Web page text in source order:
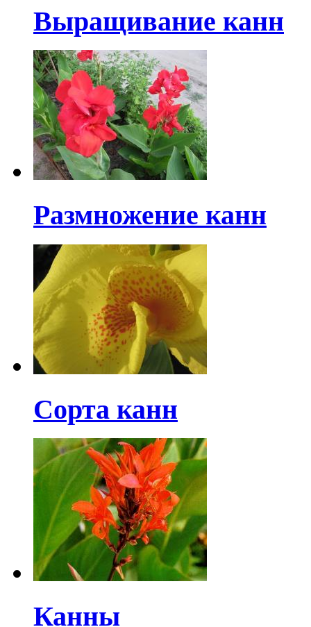
Выращивание канн
Размножение канн
Сорта канн
Канны